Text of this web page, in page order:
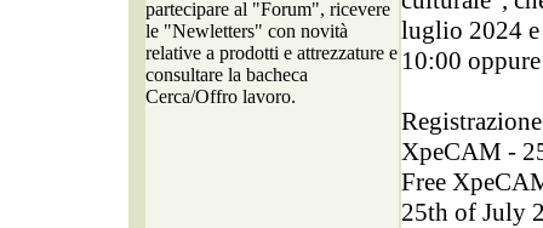
partecipare al "Forum", ricevere
le "Newletters" con novità
relative a prodotti e attrezzature e
consultare la bacheca
Cerca/Offro lavoro.
luglio 2024
10:00
XpeCAM -
Free
25th of July